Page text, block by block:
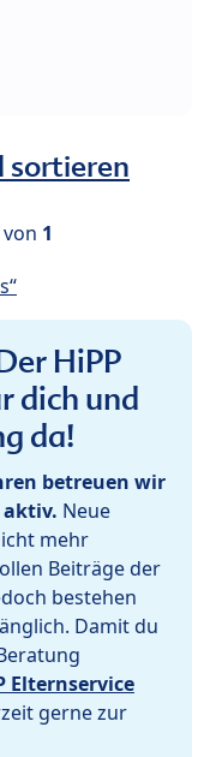
sortieren
von 1
HiPP
dich und
da!
betreuen wir
aktiv. Neue
mehr
Beiträge der
bestehen
Damit du
Elternservice
gerne zur